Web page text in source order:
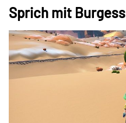
Sprich mit Burgess